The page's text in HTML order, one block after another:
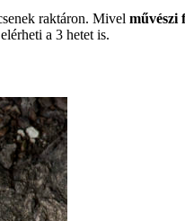
raktáron. Mivel művészi
a 3 hetet is.